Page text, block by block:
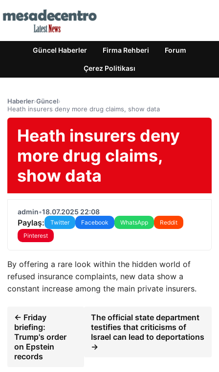
Güncel Haberler Firma Rehberi Forum
Çerez Politikası
Haberler›Güncel›
Heath insurers deny more drug claims, show data
Heath insurers deny
more drug claims,
show data
admin•18.07.2025 22:08
Paylaş: Twitter Facebook WhatsApp
Reddit
Pinterest
By offering a rare look within the hidden world of
refused insurance complaints, new data show a
constant increase among the main private insurers.
← Friday
briefing:
Trump's order
on Epstein
records
The official state department
testifies that criticisms of
Israel can lead to deportations
→